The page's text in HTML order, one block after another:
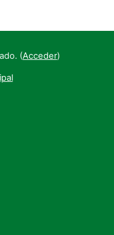
(Acceder)